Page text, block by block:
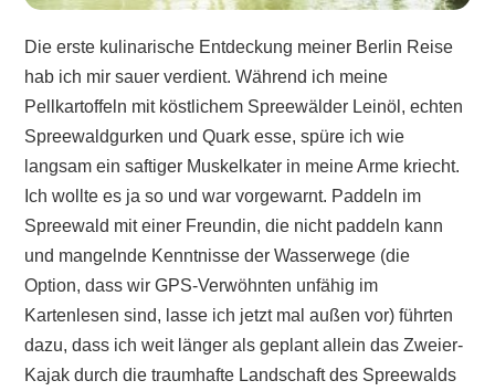
Die erste kulinarische Entdeckung meiner Berlin Reise
hab ich mir sauer verdient. Während ich meine
Pellkartoffeln mit köstlichem Spreewälder Leinöl, echten
Spreewaldgurken und Quark esse, spüre ich wie
langsam ein saftiger Muskelkater in meine Arme kriecht.
Ich wollte es ja so und war vorgewarnt. Paddeln im
Spreewald mit einer Freundin, die nicht paddeln kann
und mangelnde Kenntnisse der Wasserwege (die
Option, dass wir GPS-Verwöhnten unfähig im
Kartenlesen sind, lasse ich jetzt mal außen vor) führten
dazu, dass ich weit länger als geplant allein das Zweier-
Kajak durch die traumhafte Landschaft des Spreewalds